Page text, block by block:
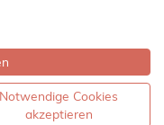
Notwendige Cookies
akzeptieren